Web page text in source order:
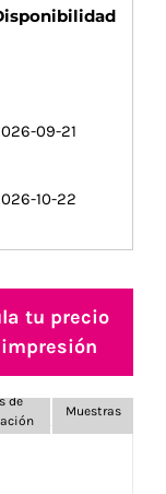
09-21
10-22
tu precio
de
Muestras